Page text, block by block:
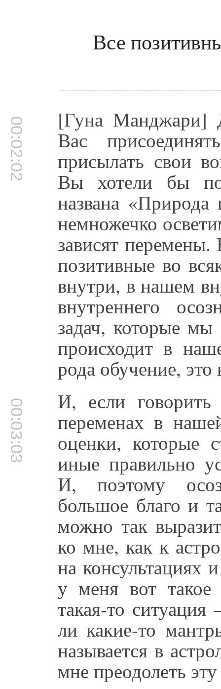
Все
00:02:02 [Гуна Манджари]
Вас
присылать свои
Вы хотели бы
названа
немножечко
зависят
позитивные во
внутри, в нашем
внутреннего
задач, которые
происходит в
рода обучение,
00:03:03 И, если говорить
переменах в
оценки, которые
иные правильно
И, поэтому
большое благо и
можно так
ко мне, как к
на консультациях
у меня вот
такая-то
ли какие-то
называется в
мне преодолеть